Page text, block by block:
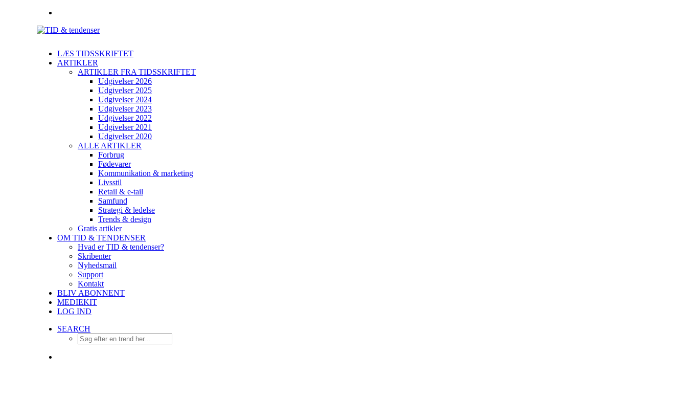
LÆS TIDSSKRIFTET
ARTIKLER
ARTIKLER FRA TIDSSKRIFTET
Udgivelser 2026
Udgivelser 2025
Udgivelser 2024
Udgivelser 2023
Udgivelser 2022
Udgivelser 2021
Udgivelser 2020
ALLE ARTIKLER
Forbrug
Fødevarer
Kommunikation & marketing
Livsstil
Retail & e-tail
Samfund
Strategi & ledelse
Trends & design
Gratis artikler
OM TID & TENDENSER
Hvad er TID & tendenser?
Skribenter
Nyhedsmail
Support
Kontakt
BLIV ABONNENT
MEDIEKIT
LOG IND
SEARCH